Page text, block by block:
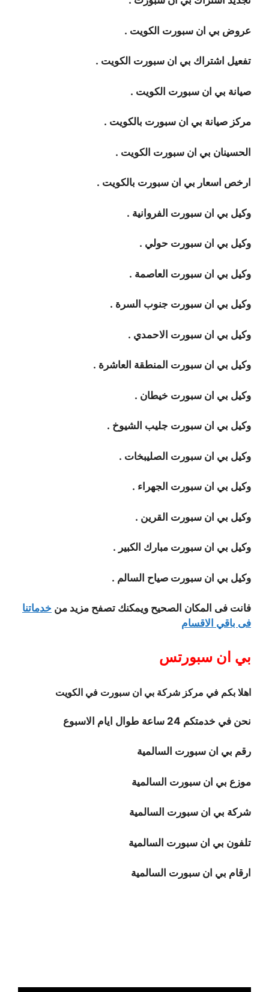
عروض بي ان سبورت الكويت .
تفعيل اشتراك بي ان سبورت الكويت .
صيانة بي ان سبورت الكويت .
مركز صيانة بي ان سبورت بالكويت .
الحسينان بي ان سبورت الكويت .
ارخص اسعار بي ان سبورت بالكويت .
وكيل بي ان سبورت الفروانية .
وكيل بي ان سبورت حولي .
وكيل بي ان سبورت العاصمة .
وكيل بي ان سبورت جنوب السرة .
وكيل بي ان سبورت الاحمدي .
وكيل بي ان سبورت المنطقة العاشرة .
وكيل بي ان سبورت خيطان .
وكيل بي ان سبورت جليب الشيوخ .
وكيل بي ان سبورت الصليبخات .
وكيل بي ان سبورت الجهراء .
وكيل بي ان سبورت القرين .
وكيل بي ان سبورت مبارك الكبير .
وكيل بي ان سبورت صياح السالم .
فانت فى المكان الصحيح ويمكنك تصفح مزيد من خدماتنا
فى باقي الاقسام
بي ان سبورتس
اهلا بكم في مركز شركة بي ان سبورت في الكويت
نحن في خدمتكم 24 ساعة طوال ايام الاسبوع
رقم بي ان سبورت السالمية
موزع بي ان سبورت السالمية
شركة بي ان سبورت السالمية
تلفون بي ان سبورت السالمية
ارقام بي ان سبورت السالمية